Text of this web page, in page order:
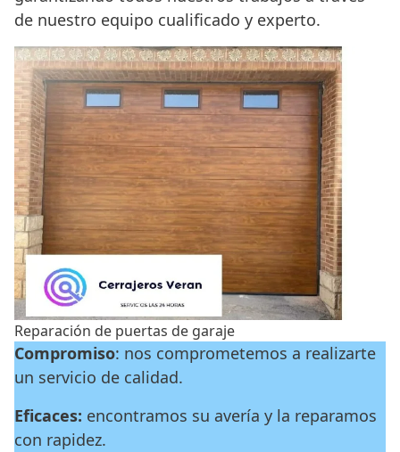
de nuestro equipo cualificado y experto.
Reparación de puertas de garaje
Compromiso: nos comprometemos a realizarte
un servicio de calidad.
Eficaces: encontramos su avería y la reparamos
con rapidez.